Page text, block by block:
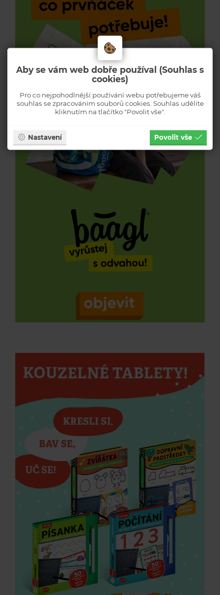
Aby se vám web dobře používal (Souhlas s
cookies)
Pro co nejpohodlnější používání webu potřebujeme váš
souhlas se zpracováním souborů cookies. Souhlas udělíte
kliknutím na tlačítko "Povolit vše".
Nastavení Povolit vše